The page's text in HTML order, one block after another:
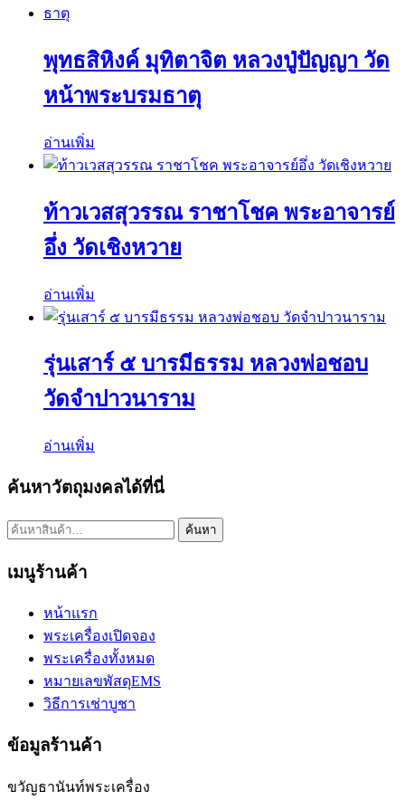
พุทธสิหิงค์ มุทิตาจิต หลวงปู่ปัญญา วัด
หน้าพระบรมธาตุ
อ่านเพิ่ม
ท้าวเวสสุวรรณ ราชาโชค พระอาจารย์
อึ่ง วัดเชิงหวาย
อ่านเพิ่ม
รุ่นเสาร์ ๕ บารมีธรรม หลวงพ่อชอบ
วัดจำปาวนาราม
อ่านเพิ่ม
ค้นหาวัตถุมงคลได้ที่นี่
ค้นหา: ค้นหา
เมนูร้านค้า
หน้าแรก
พระเครื่องเปิดจอง
พระเครื่องทั้งหมด
หมายเลขพัสดุEMS
วิธีการเช่าบูชา
ข้อมูลร้านค้า
ขวัญธานันท์พระเครื่อง